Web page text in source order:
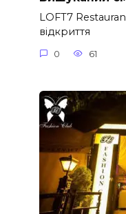
LOFT7
відкриття
0 61